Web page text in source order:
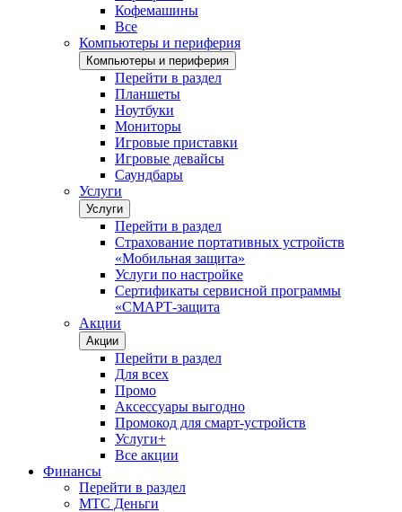
Кофемашины
Все
Компьютеры и периферия
Компьютеры и периферия
Перейти в раздел
Планшеты
Ноутбуки
Мониторы
Игровые приставки
Игровые девайсы
Саундбары
Услуги
Услуги
Перейти в раздел
Страхование портативных устройств
«Мобильная защита»
Услуги по настройке
Сертификаты сервисной программы
«СМАРТ-защита
Акции
Акции
Перейти в раздел
Для всех
Промо
Аксессуары выгодно
Промокод для смарт-устройств
Услуги+
Все акции
Финансы
Перейти в раздел
МТС Деньги